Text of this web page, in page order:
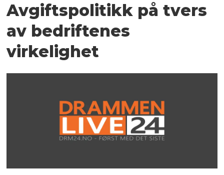
Avgiftspolitikk på tvers
av bedriftenes
virkelighet